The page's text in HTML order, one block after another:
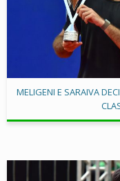
MELIGENI E SARAIVA